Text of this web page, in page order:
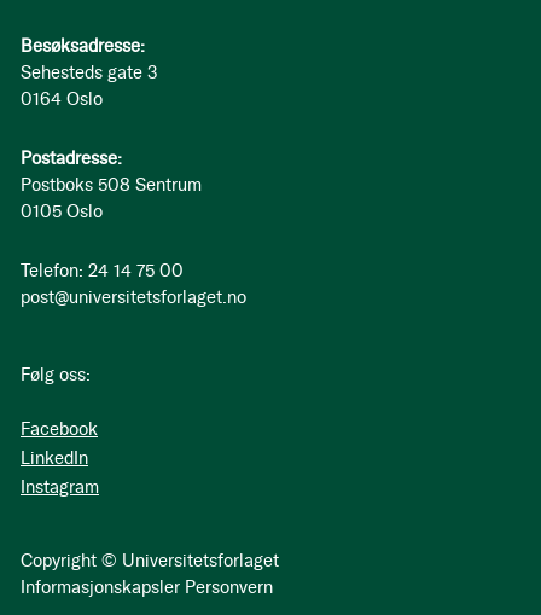
Besøksadresse:
Sehesteds gate 3
0164 Oslo
Postadresse:
Postboks 508 Sentrum
0105 Oslo
Telefon: 24 14 75 00
post@universitetsforlaget.no
Følg oss:
Facebook
LinkedIn
Instagram
Copyright © Universitetsforlaget
Informasjonskapsler Personvern